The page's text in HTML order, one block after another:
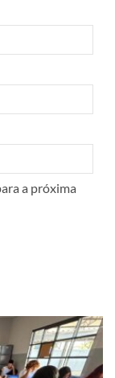
a próxima